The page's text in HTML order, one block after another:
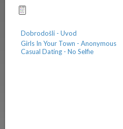
Dobrodošli - Uvod
Girls In Your Town - Anonymous
Casual Dating - No Selfie